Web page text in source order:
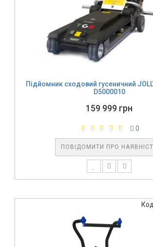
Підйомник сходовий гусеничний
D5000010
159 999 грн
0
ПОВІДОМИТИ ПРО